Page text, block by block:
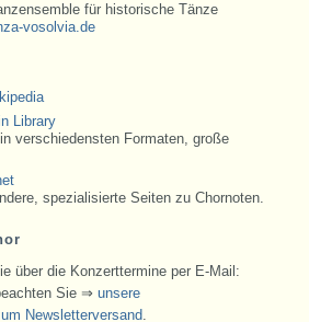
für historische Tänze
vosolvia.de
Library
verschiedensten Formaten, große
spezialisierte Seiten zu Chornoten.
über die Konzerttermine per E-Mail:
Sie ⇒ unsere
Newsletterversand.